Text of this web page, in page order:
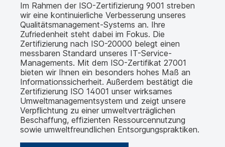
Im Rahmen der ISO-Zertifizierung 9001 streben
wir eine kontinuierliche Verbesserung unseres
Qualitätsmanagement-Systems an. Ihre
Zufriedenheit steht dabei im Fokus. Die
Zertifizierung nach ISO-20000 belegt einen
messbaren Standard unseres IT-Service-
Managements. Mit dem ISO-Zertifikat 27001
bieten wir Ihnen ein besonders hohes Maß an
Informationssicherheit. Außerdem bestätigt die
Zertifizierung ISO 14001 unser wirksames
Umweltmanagementsystem und zeigt unsere
Verpflichtung zu einer umweltverträglichen
Beschaffung, effizienten Ressourcennutzung
sowie umweltfreundlichen Entsorgungspraktiken.